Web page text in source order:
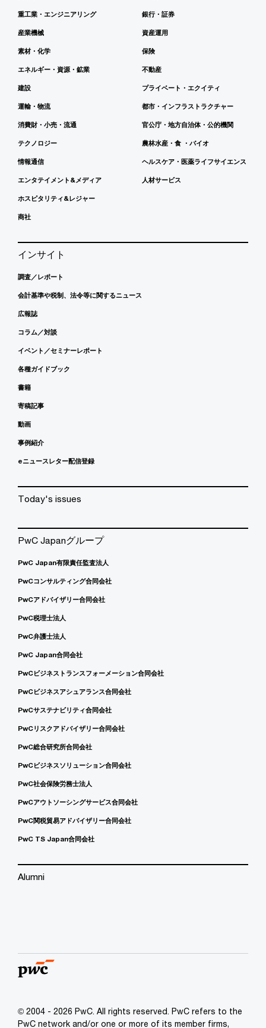
重工業・エンジニアリング
産業機械
素材・化学
エネルギー・資源・鉱業
建設
運輸・物流
消費財・小売・流通
テクノロジー
情報通信
エンタテイメント&メディア
ホスピタリティ&レジャー
商社
銀行・証券
資産運用
保険
不動産
プライベート・エクイティ
都市・インフラストラクチャー
官公庁・地方自治体・公的機関
農林水産・食 ・バイオ
ヘルスケア・医薬ライフサイエンス
人材サービス
インサイト
調査／レポート
会計基準や税制、法令等に関するニュース
広報誌
コラム／対談
イベント／セミナーレポート
各種ガイドブック
書籍
寄稿記事
動画
事例紹介
eニュースレター配信登録
Today's issues
PwC Japanグループ
PwC Japan有限責任監査法人
PwCコンサルティング合同会社
PwCアドバイザリー合同会社
PwC税理士法人
PwC弁護士法人
PwC Japan合同会社
PwCビジネストランスフォーメーション合同会社
PwCビジネスアシュアランス合同会社
PwCサステナビリティ合同会社
PwCリスクアドバイザリー合同会社
PwC総合研究所合同会社
PwCビジネスソリューション合同会社
PwC社会保険労務士法人
PwCアウトソーシングサービス合同会社
PwC関税貿易アドバイザリー合同会社
PwC TS Japan合同会社
Alumni
© 2004 - 2026 PwC. All rights reserved. PwC refers to the
PwC network and/or one or more of its member firms,